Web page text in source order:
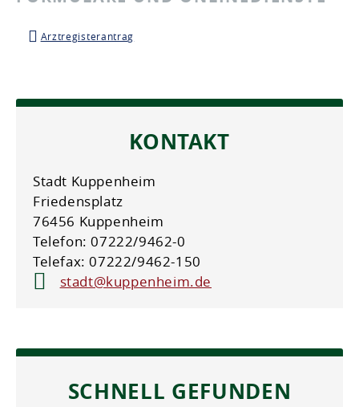
Arztregisterantrag
KONTAKT
Stadt Kuppenheim
Friedensplatz
76456 Kuppenheim
Telefon: 07222/9462-0
Telefax: 07222/9462-150
stadt@kuppenheim.de
SCHNELL GEFUNDEN